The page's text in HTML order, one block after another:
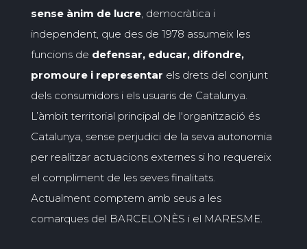
sense ànim de lucre, democràtica i
independent, que des de 1978 assumeix les
funcions de defensar, educar, difondre,
promoure i representar els drets del conjunt
dels consumidors i els usuaris de Catalunya.
L’àmbit territorial principal de l'organització és
Catalunya, sense perjudici de la seva autonomia
per realitzar actuacions externes si ho requereix
el compliment de les seves finalitats.
Actualment comptem amb seus a les
comarques del BARCELONÈS i el MARESME.